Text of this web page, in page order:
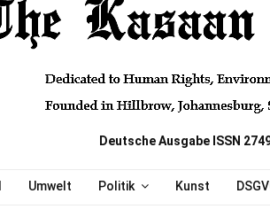
Deutsche Ausgabe ISSN
Umwelt Politik Kunst